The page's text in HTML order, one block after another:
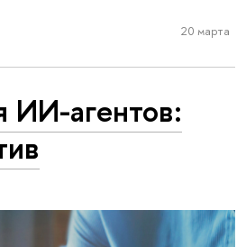
20 марта
агентов: